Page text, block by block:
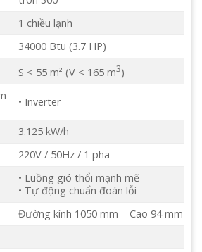
1 chiều lạnh
34000 Btu (3.7 HP)
S < 55 m² (V < 165 m3)
• Inverter
3.125 kW/h
220V / 50Hz / 1 pha
• Luồng gió thổi mạnh mẽ
• Tự động chuẩn đoán lỗi
Đường kính 1050 mm – Cao 94 mm